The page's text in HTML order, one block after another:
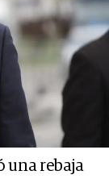
una rebaja